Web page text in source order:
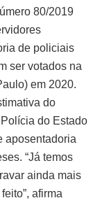
80/2019
de policiais
ser votados na
em 2020.
do
do Estado
aposentadoria
“Já temos
ainda mais
afirma